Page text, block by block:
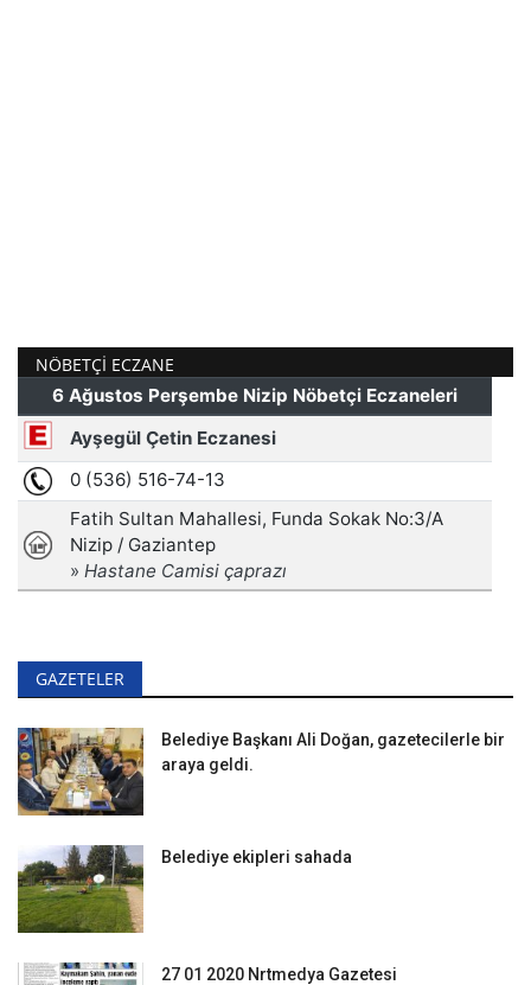
NÖBETÇI ECZANE
GAZETELER
Belediye Başkanı Ali Doğan, gazetecilerle bir
araya geldi.
Belediye ekipleri sahada
27 01 2020 Nrtmedya Gazetesi